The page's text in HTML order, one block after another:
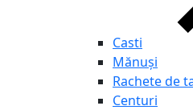
Casti
Mănuși
Rachete de
Centuri